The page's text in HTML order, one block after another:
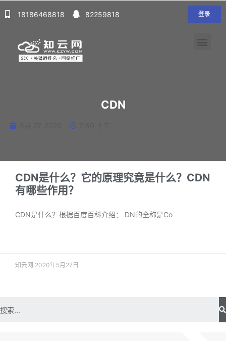
18186468818 82259818 登录
CDN
CDN是什么？它的原理究竟是什么？CDN
有哪些作用？
CDN是什么？根据百度百科介绍： DN的全称是Co
知云网 2020年5月27日